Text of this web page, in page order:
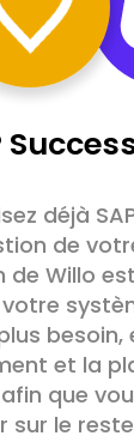
déjà
de
de Willo
et la
que
sur le